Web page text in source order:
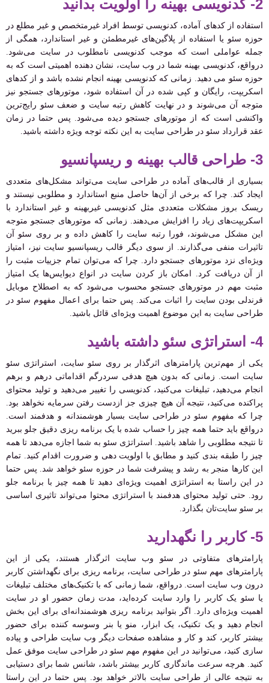
2- کدنویسی بهینه را اولویت بدانید
استفاده از کدهای آماده، کدنویسی توسط افراد غیرمتخصص و غیر مطلع در
حوزه سئو یا استفاده از پلاگین‌های غیرمطمئن و غیر استاندارد، همگی از
جمله عواملی است که موجب کدنویسی نامطلوب در سایت می‌شود.
درواقع، کدنویسی بهینه شما در وب سایت، نشان دهنده اهمیتی است که به
حوزه سئو می دهید. زمانی که کدنویسی بهینه انجام نشده باشد و از کدهای
اسکریپت، رایگان و کپی شده در آن استفاده شود، موتورهای جستجو نیز
متوجه آن می‌شوند و در نهایت کاهش رتبه سایت و ضعف سئو رایج‌ترین
واکنشی است که از موتورهای جستجو دیده می‌شود. پس حتما در زمان
عقد قرارداد سئو در طراحی سایت به این نکته توجه ویژه داشته باشید.
3- طراحی قالب بهینه و ریسپانسیو
بسیاری از قالب‌های آماده در طراحی سایت می‌تواند مشکل‌های متعددی
ایجاد کند. چرا که برخی از آن‌ها حاصل منبع استاندارد و مطلوبی نیستند و
ریسک بروز مشکلات متعددی مثل کدنویسی غیربهینه و غیر استاندارد با
اسکریپت‌های زیاد را افزایش می‌دهند. زمانی که موتورهای جستجو متوجه
این مشکل می‌شوند، فورا رتبه سایت را کاهش داده و بر روی سئو آن
تاثیرات منفی می‌گذارند. از سوی دیگر قالب ریسپانسیو سایت نیز، امتیاز
ویژه‌ای نزد موتورهای جستجو دارد. چرا که می‌توان تمام جزییات مثبت را
از آن دریافت کرد. امکان باز کردن سایت در انواع دیوایس‌ها یک امتیاز
مثبت مهم در موتورهای جستجو محسوب می‌شود که به اصطلاح موبایل
فرندلی بودن سایت را اثبات می‌کند. پس حتما برای اعمال مفهوم سئو در
طراحی سایت به این موضوع اهمیت ویژه‌ای قائل باشید.
4- استراتژی سئو داشته باشید
یکی از مهم‌ترین پارامترهای اثرگذار بر روی سئو سایت، استراتژی سئو
سایت است. زمانی که بدون هیچ هدفی سردرگم اقداماتی درهم و برهم
انجام می‌دهید، تبلیغات می‌کنید، کدنویسی را تغییر می‌دهید و تولید محتوای
پراکنده می‌کنید، نتیجه آن هیچ چیزی جز ازدست رفتن سرمایه نخواهد بود.
چرا که مفهوم سئو در طراحی سایت بسیار هوشمندانه و هدفمند است.
درواقع باید حتما همه چیز را حساب شده با یک برنامه ریزی دقیق جلو ببرید
تا نتیجه مطلوبی را شاهد باشید. استراتژی سئو به شما اجازه می‌دهد تا همه
چیز را طبقه بندی کنید و مطابق با اولویت دهی و ضرورت اقدام کنید. تمام
این کارها منجر به رشد و پیشرفت شما در حوزه سئو خواهد شد. پس حتما
در این راستا به استراتژی اهمیت ویژه‌ای دهید تا همه چیز با برنامه جلو
رود. حتی تولید محتوای هدفمند با استراتژی محتوا می‌تواند تاثیری اساسی
بر سئو سایت‌تان بگذارد.
5- کاربر را نگهدارید
پارامترهای متفاوتی در سئو وب سایت اثرگذار هستند، یکی از این
پارامترهای مهم سئو در طراحی سایت، برنامه ریزی برای نگهداشتن کاربر
درون وب سایت است. درواقع، شما زمانی که با تکنیک‌های مختلف تبلیغات
یا سئو یک کاربر را وارد سایت کرده‌اید، مدت زمان حضور او در سایت
اهمیت ویژه‌ای دارد. اگر بتوانید برنامه ریزی هوشمندانه‌ای برای این بخش
انجام دهید و یک تکنیک، یک ابزار، منو یا بنر وسوسه کننده برای حضور
بیشتر کاربر، کند و کار و مشاهده صفحات دیگر وب سایت طراحی و پیاده
سازی کنید، می‌توانید در این مفهوم مهم سئو در طراحی سایت موفق عمل
کنید. هرچه سرعت ماندگاری کاربر بیشتر باشد، شانس شما برای دستیابی
به نتیجه عالی از طراحی سایت بالاتر خواهد بود. پس حتما در این راستا